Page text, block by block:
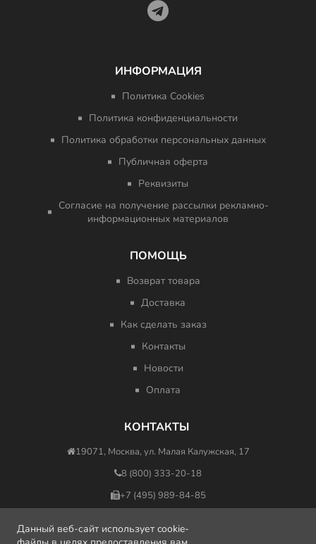
ИНФОРМАЦИЯ
Политика Cookies
Политика конфиденциальности
Политика обработки персональных данных
Публичная оферта
Реквизиты
Согласие на получение рассылки рекламно-
информационных материалов
ПОМОЩЬ
Возврат товара
Доставка
Как сделать заказ
Контакты
Новости
Оплата
КОНТАКТЫ
19071, Москва, ул. Малая Калужская, 17
8 (800) 333-20-18
+7 (495) 989-84-85
Данный веб-сайт использует cookie-